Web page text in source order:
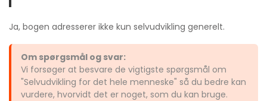
Ja, bogen adresserer ikke kun selvudvikling generelt.
Om spørgsmål og svar:
Vi forsøger at besvare de vigtigste spørgsmål om
"Selvudvikling for det hele menneske" så du bedre kan
vurdere, hvorvidt det er noget, som du kan bruge.